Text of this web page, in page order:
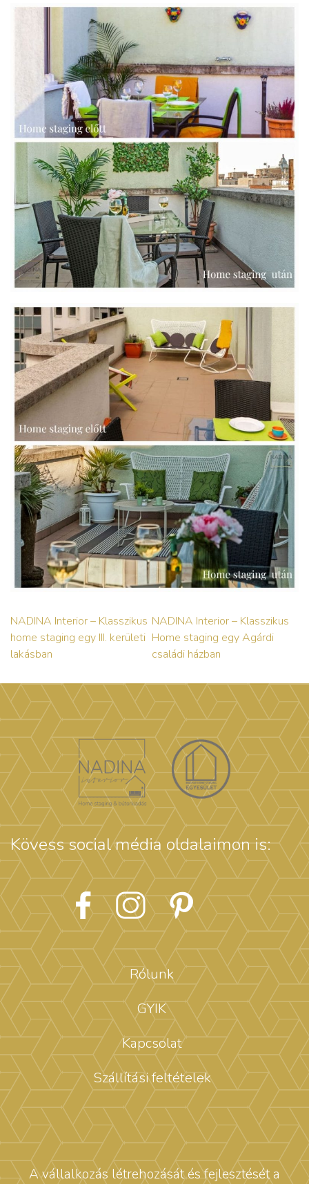
NADINA Interior – Klasszikus
home staging egy III. kerületi
lakásban
NADINA Interior – Klasszikus
Home staging egy Agárdi
családi házban
Kövess social média oldalaimon is:
Rólunk
GYIK
Kapcsolat
Szállítási feltételek
A vállalkozás létrehozását és fejlesztését a